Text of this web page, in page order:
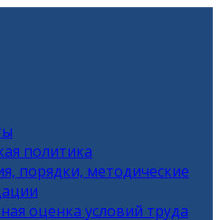
политика
порядки, методические
оценка условий труда